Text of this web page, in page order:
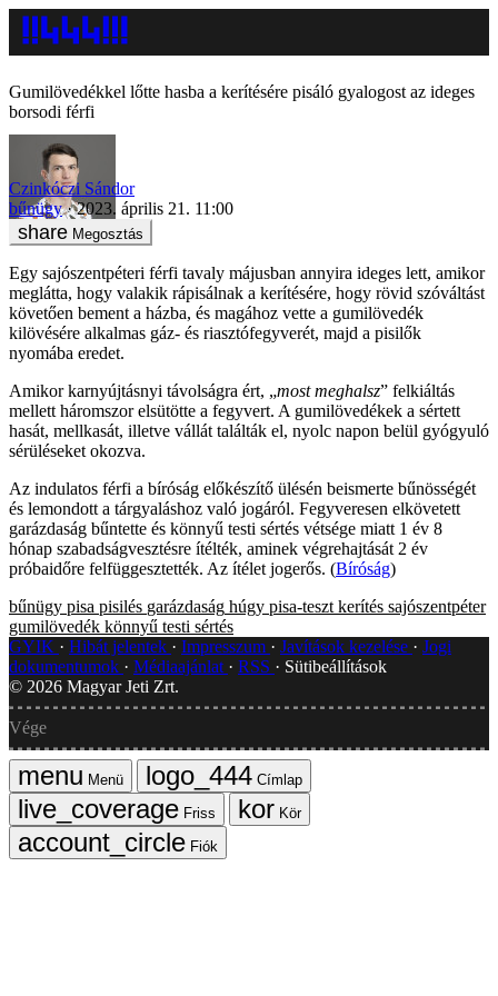
Gumilövedékkel lőtte hasba a kerítésére pisáló gyalogost az ideges
borsodi férfi
Czinkóczi Sándor
bűnügy
2023. április 21. 11:00
Megosztás
Egy sajószentpéteri férfi tavaly májusban annyira ideges lett, amikor
meglátta, hogy valakik rápisálnak a kerítésére, hogy rövid szóváltást
követően bement a házba, és magához vette a gumilövedék
kilövésére alkalmas gáz- és riasztófegyverét, majd a pisilők
nyomába eredet.
Amikor karnyújtásnyi távolságra ért, „most meghalsz” felkiáltás
mellett háromszor elsütötte a fegyvert. A gumilövedékek a sértett
hasát, mellkasát, illetve vállát találták el, nyolc napon belül gyógyuló
sérüléseket okozva.
Az indulatos férfi a bíróság előkészítő ülésén beismerte bűnösségét
és lemondott a tárgyaláshoz való jogáról. Fegyveresen elkövetett
garázdaság bűntette és könnyű testi sértés vétsége miatt 1 év 8
hónap szabadságvesztésre ítélték, aminek végrehajtását 2 év
próbaidőre felfüggesztették. Az ítélet jogerős. (Bíróság)
bűnügy pisa pisilés garázdaság húgy pisa-teszt kerítés sajószentpéter
gumilövedék könnyű testi sértés
GYIK
Hibát jelentek Impresszum Javítások kezelése
Jogi
dokumentumok
Médiaajánlat RSS
Sütibeállítások
© 2026 Magyar Jeti Zrt.
Vége
Menü
Címlap
Friss
Kör
Fiók